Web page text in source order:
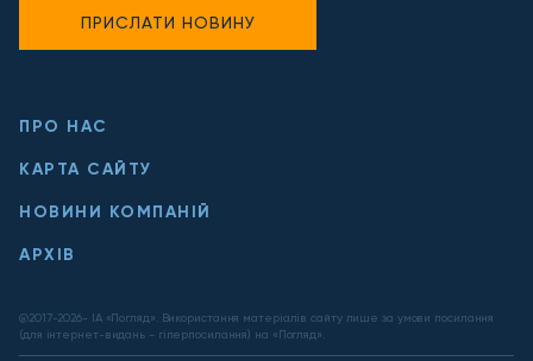
ПРО НАС
КАРТА САЙТУ
НОВИНИ КОМПАНІЙ
АРХІВ
@2017-2026- ІА «Погляд». Використання матеріалів сайту лише за умови посилання
(для інтернет-видань - гіперпосилання) на «Погляд».
ПРИСЛАТИ НОВИНУ